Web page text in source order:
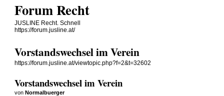
Forum Recht
JUSLINE Recht. Schnell
https://forum.jusline.at/
Vorstandswechsel im Verein
https://forum.jusline.at/viewtopic.php?f=2&t=32602
Vorstandswechsel im Verein
vonNormalbuerger